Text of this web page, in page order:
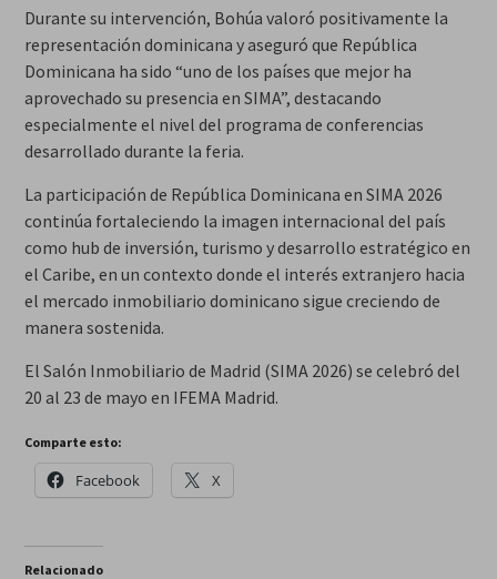
Durante su intervención, Bohúa valoró positivamente la
representación dominicana y aseguró que República
Dominicana ha sido “uno de los países que mejor ha
aprovechado su presencia en SIMA”, destacando
especialmente el nivel del programa de conferencias
desarrollado durante la feria.
La participación de República Dominicana en SIMA 2026
continúa fortaleciendo la imagen internacional del país
como hub de inversión, turismo y desarrollo estratégico en
el Caribe, en un contexto donde el interés extranjero hacia
el mercado inmobiliario dominicano sigue creciendo de
manera sostenida.
El Salón Inmobiliario de Madrid (SIMA 2026) se celebró del
20 al 23 de mayo en IFEMA Madrid.
Comparte esto:
Facebook X
Relacionado